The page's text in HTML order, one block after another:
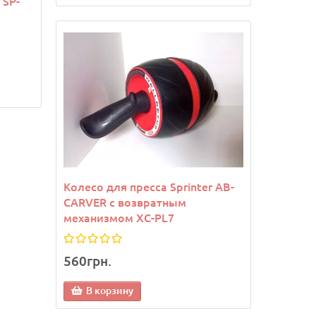
В корзину
Колесо для пресса Sprinter АВ-
CARVER с возвратным
механизмом XC-PL7
560грн.
В корзину